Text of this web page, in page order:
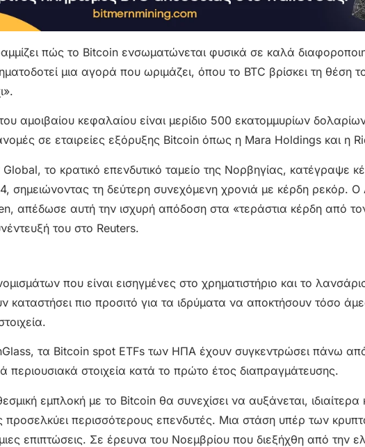
πώς το Bitcoin ενσωματώνεται φυσικά σε καλά
μια αγορά που ωριμάζει, όπου το BTC βρίσκει τη θέση
αμοιβαίου κεφαλαίου είναι μερίδιο 500 εκατομμυρίων
σε εταιρείες εξόρυξης Bitcoin όπως η Mara Holdings και η
το κρατικό επενδυτικό ταμείο της Νορβηγίας, κατέγραψε
σημειώνοντας τη δεύτερη συνεχόμενη χρονιά με κέρδη ρεκόρ. Ο
απέδωσε αυτή την ισχυρή απόδοση στα «τεράστια κέρδη από
του στο Reuters.
που είναι εισηγμένες στο χρηματιστήριο και το
πιο προσιτό για τα ιδρύματα να αποκτήσουν τόσο
τα Bitcoin spot ETFs των ΗΠΑ έχουν συγκεντρώσει πάνω
περιουσιακά στοιχεία κατά το πρώτο έτος διαπραγμάτευσης.
εμπλοκή με το Bitcoin θα συνεχίσει να αυξάνεται, ιδιαίτερα
προσελκύει περισσότερους επενδυτές. Μια στάση υπέρ των
επιπτώσεις. Σε έρευνα του Νοεμβρίου που διεξήχθη από την